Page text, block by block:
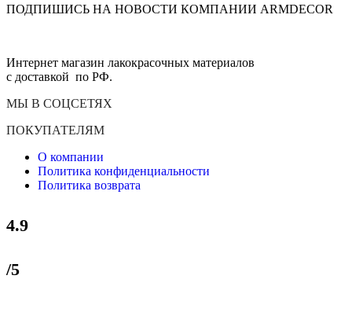
ПОДПИШИСЬ НА НОВОСТИ КОМПАНИИ ARMDECOR
Интернет магазин лакокрасочных материалов
с доставкой по РФ.
МЫ В СОЦСЕТЯХ
ПОКУПАТЕЛЯМ
О компании
Политика конфиденциальности
Политика возврата
4.9
/5